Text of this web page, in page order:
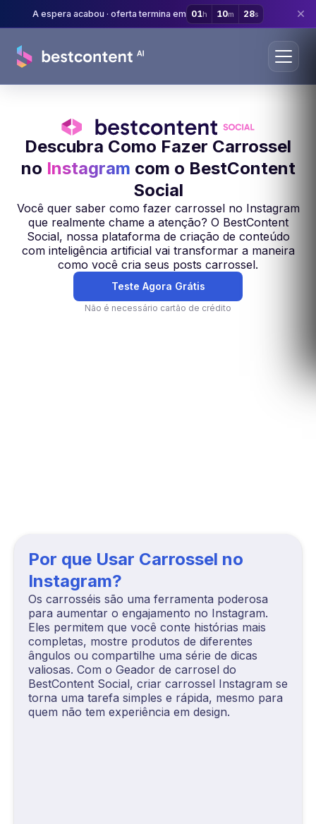
A espera acabou · oferta termina em 01h 10m 27s
Descubra Como Fazer Carrossel
no Instagram com o BestContent
Social
Você quer saber como fazer carrossel no Instagram
que realmente chame a atenção? O BestContent
Social, nossa plataforma de criação de conteúdo
com inteligência artificial vai transformar a maneira
como você cria seus posts carrossel.
Teste Agora Grátis
Não é necessário cartão de crédito
Por que Usar Carrossel no
Instagram?
Os carrosséis são uma ferramenta poderosa
para aumentar o engajamento no Instagram.
Eles permitem que você conte histórias mais
completas, mostre produtos de diferentes
ângulos ou compartilhe uma série de dicas
valiosas. Com o Geador de carrosel do
BestContent Social, criar carrossel Instagram se
torna uma tarefa simples e rápida, mesmo para
quem não tem experiência em design.